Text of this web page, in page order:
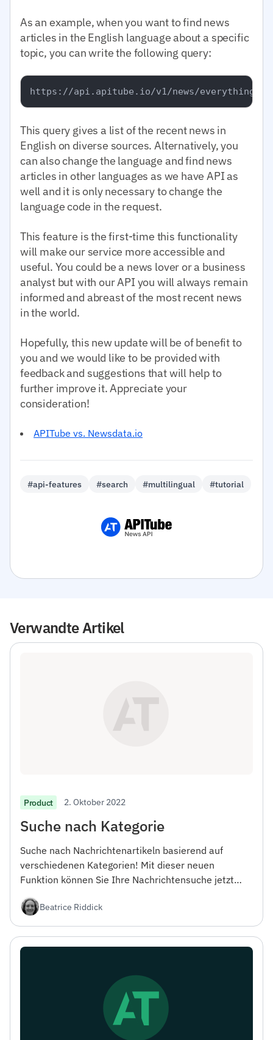
As an example, when you want to find news
articles in the English language about a specific
topic, you can write the following query:
This query gives a list of the recent news in
English on diverse sources. Alternatively, you
can also change the language and find news
articles in other languages as we have API as
well and it is only necessary to change the
language code in the request.
This feature is the first-time this functionality
will make our service more accessible and
useful. You could be a news lover or a business
analyst but with our API you will always remain
informed and abreast of the most recent news
in the world.
Hopefully, this new update will be of benefit to
you and we would like to be provided with
feedback and suggestions that will help to
further improve it. Appreciate your
consideration!
APITube vs. Newsdata.io
#api-features #search #multilingual #tutorial
Verwandte Artikel
Product 2. Oktober 2022
Suche nach Kategorie
Suche nach Nachrichtenartikeln basierend auf
verschiedenen Kategorien! Mit dieser neuen
Funktion können Sie Ihre Nachrichtensuche jetzt
Interessengebieten finden.
Beatrice Riddick